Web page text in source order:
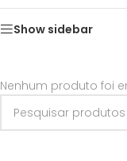
Show sidebar
Nenhum produto foi